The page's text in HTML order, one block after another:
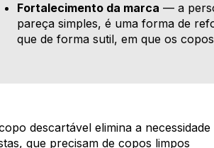
Fortalecimento da marca — a
pareça simples, é uma forma de
que de forma sutil, em que os
descartável elimina a necessidade
que precisam de copos limpos